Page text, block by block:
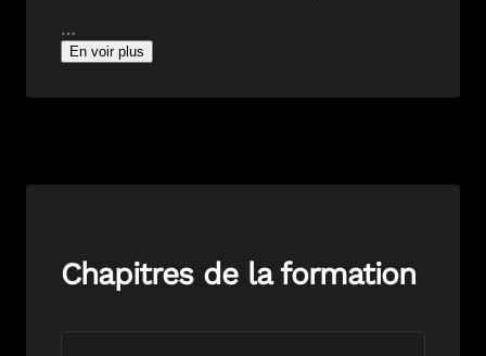
…
En voir plus
Chapitres de la formation